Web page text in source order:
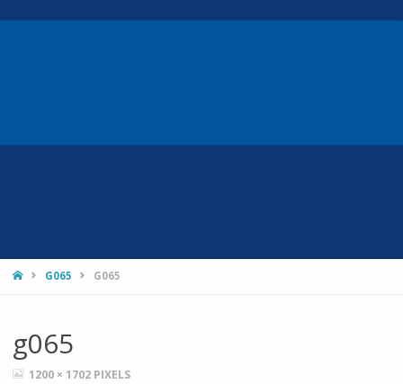
HOMEG065 G065
g065
FULL1200 × 1702 PIXELS